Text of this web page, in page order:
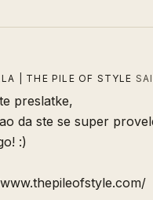
| THE PILE OF STYLE
preslatke,
da ste se super
:)